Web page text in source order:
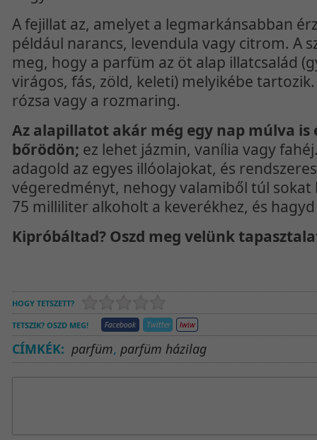
A fejillat az, amelyet a legmarkánsabban
például narancs, levendula vagy citrom. A
meg, hogy a parfüm az öt alap illatcsalád
virágos, fás, zöld, keleti) melyikébe
rózsa vagy a rozmaring.
Az alapillatot akár még egy nap múlva is
bőrödön; ez lehet jázmin, vanília vagy
adagold az egyes illóolajokat, és
végeredményt, nehogy valamiből túl sokat
75 milliliter alkoholt a keverékhez, és
Kipróbáltad? Oszd meg velünk
HOGY TETSZETT?
TETSZIK? OSZD MEG!
CÍMKÉK: parfüm, parfüm házilag